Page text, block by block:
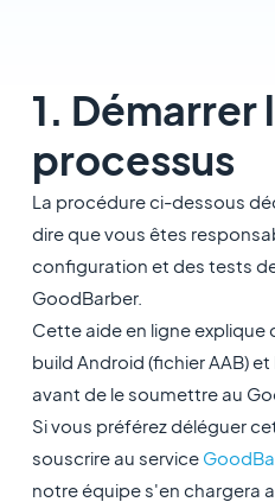
1. Démarrer
processus
La procédure ci-dessous
dire que vous êtes
configuration et des tests
GoodBarber.
Cette aide en ligne
build Android (fichier AAB)
avant de le soumettre au
Si vous préférez déléguer
souscrire au service
notre équipe s'en chargera